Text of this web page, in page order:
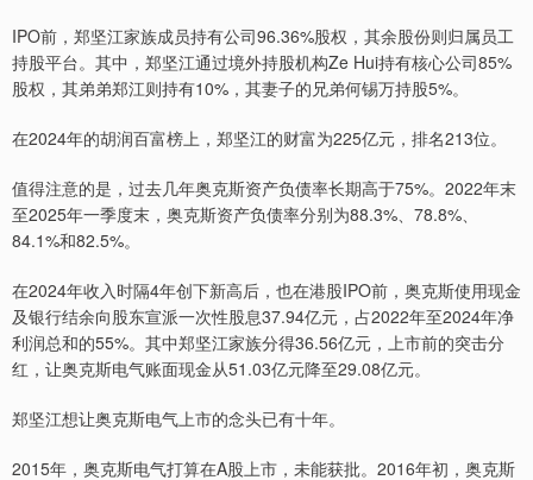
IPO前，郑坚江家族成员持有公司96.36%股权，其余股份则归属员工
持股平台。其中，郑坚江通过境外持股机构Ze Hui持有核心公司85%
股权，其弟弟郑江则持有10%，其妻子的兄弟何锡万持股5%。
在2024年的胡润百富榜上，郑坚江的财富为225亿元，排名213位。
值得注意的是，过去几年奥克斯资产负债率长期高于75%。2022年末
至2025年一季度末，奥克斯资产负债率分别为88.3%、78.8%、
84.1%和82.5%。
在2024年收入时隔4年创下新高后，也在港股IPO前，奥克斯使用现金
及银行结余向股东宣派一次性股息37.94亿元，占2022年至2024年净
利润总和的55%。其中郑坚江家族分得36.56亿元，上市前的突击分
红，让奥克斯电气账面现金从51.03亿元降至29.08亿元。
郑坚江想让奥克斯电气上市的念头已有十年。
2015年，奥克斯电气打算在A股上市，未能获批。2016年初，奥克斯